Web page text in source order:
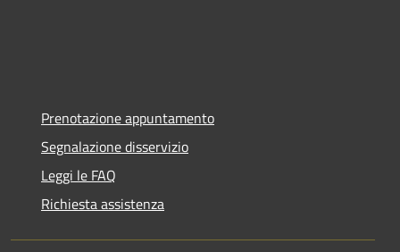
Prenotazione appuntamento
Segnalazione disservizio
Leggi le FAQ
Richiesta assistenza